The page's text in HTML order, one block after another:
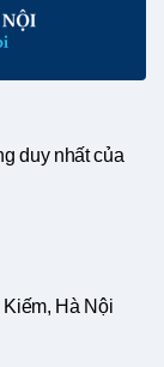
duy nhất của
Hà Nội